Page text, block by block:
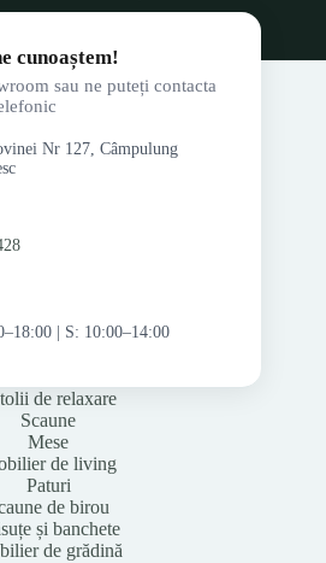
cunoaștem!
sau ne puteți contacta
Nr 127, Câmpulung
| S: 10:00–14:00
de relaxare
Scaune
Mese
de living
Paturi
de birou
și banchete
de grădină